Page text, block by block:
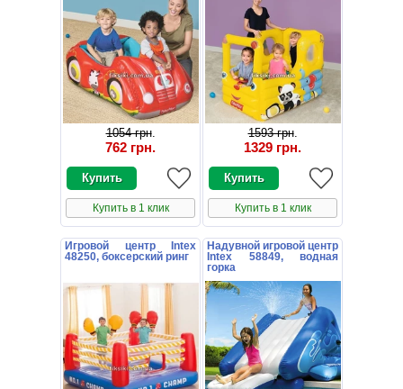
1054 грн.
762 грн.
Купить в 1 клик
1593 грн.
1329 грн.
Купить в 1 клик
Игровой центр Intex
48250, боксерский ринг
Надувной игровой центр
Intex 58849, водная
горка